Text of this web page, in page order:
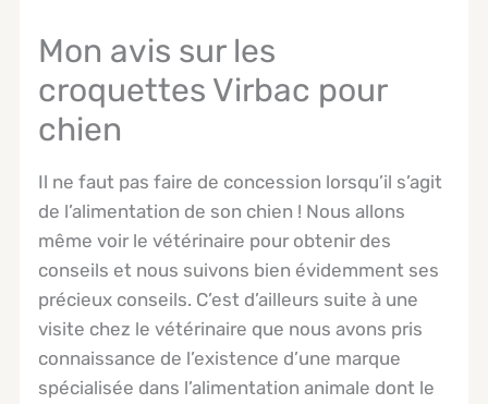
Mon avis sur les
croquettes Virbac pour
chien
Il ne faut pas faire de concession lorsqu’il s’agit
de l’alimentation de son chien ! Nous allons
même voir le vétérinaire pour obtenir des
conseils et nous suivons bien évidemment ses
précieux conseils. C’est d’ailleurs suite à une
visite chez le vétérinaire que nous avons pris
connaissance de l’existence d’une marque
spécialisée dans l’alimentation animale dont le